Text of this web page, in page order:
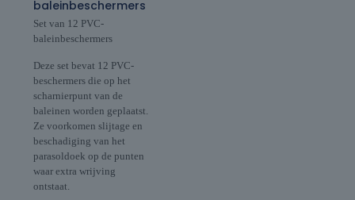
baleinbeschermers
Set van 12 PVC-
baleinbeschermers
Deze set bevat 12 PVC-
beschermers die op het
scharnierpunt van de
baleinen worden geplaatst.
Ze voorkomen slijtage en
beschadiging van het
parasoldoek op de punten
waar extra wrijving
ontstaat.